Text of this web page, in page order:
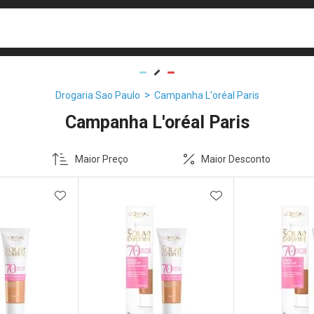
Drogaria Sao Paulo Campanha L'oréal Paris
Campanha L'oréal Paris
Maior Preço Maior Desconto
ADICIONAR AOS FAVORITOSADICIONAR AOS